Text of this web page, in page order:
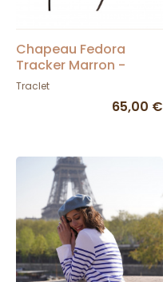
Chapeau Fedora
Tracker Marron -
Conner Hats
Traclet
65,00 €